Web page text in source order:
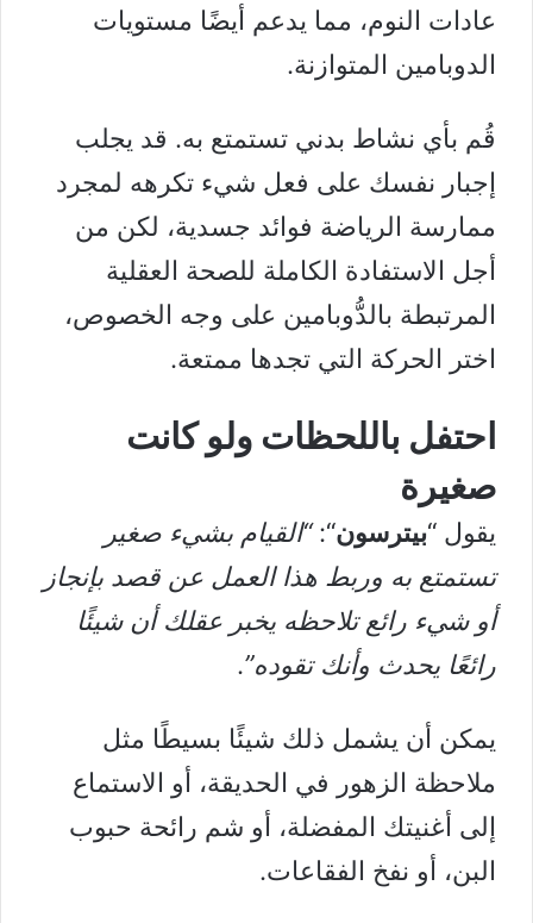
عادات النوم، مما يدعم أيضًا مستويات
الدوبامين المتوازنة.
قُم بأي نشاط بدني تستمتع به. قد يجلب
إجبار نفسك على فعل شيء تكرهه لمجرد
ممارسة الرياضة فوائد جسدية، لكن من
أجل الاستفادة الكاملة للصحة العقلية
المرتبطة بالدُّوبامين على وجه الخصوص،
اختر الحركة التي تجدها ممتعة.
احتفل باللحظات ولو كانت
صغيرة
يقول “بيترسون“:“القيام بشيء صغير
تستمتع به وربط هذا العمل عن قصد بإنجاز
أو شيء رائع تلاحظه يخبر عقلك أن شيئًا
رائعًا يحدث وأنك تقوده”.
يمكن أن يشمل ذلك شيئًا بسيطًا مثل
ملاحظة الزهور في الحديقة، أو الاستماع
إلى أغنيتك المفضلة، أو شم رائحة حبوب
البن، أو نفخ الفقاعات.